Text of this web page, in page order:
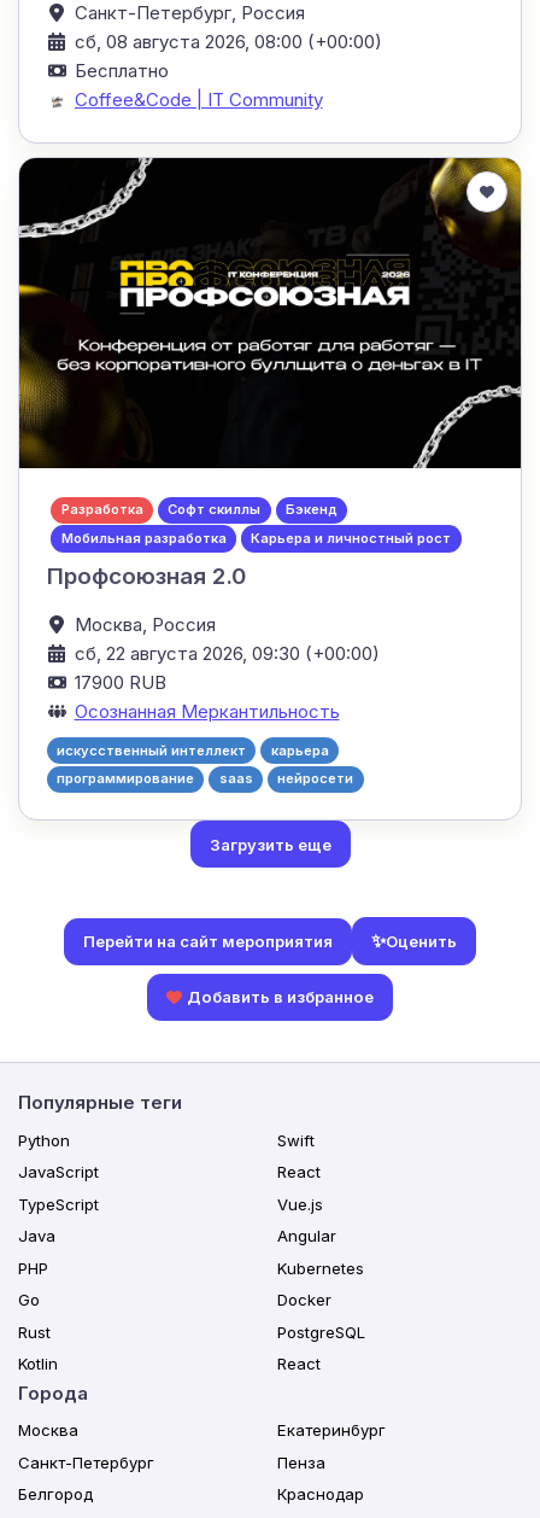
Санкт-Петербург, Россия
сб, 08 августа 2026, 08:00 (+00:00)
Бесплатно
Coffee&Code | IT Community
Разработка Софт скиллы
Бэкенд
Мобильная разработка
Карьера и личностный рост
Профсоюзная 2.0
Москва, Россия
сб, 22 августа 2026, 09:30 (+00:00)
17900 RUB
Осознанная Меркантильность
искусственный интеллект
карьера
программирование
saas нейросети
Загрузить еще
Перейти на сайт мероприятия ✨Оценить
Добавить в избранное
Популярные теги
Python
JavaScript
TypeScript
Java
PHP
Go
Rust
Kotlin
Swift
React
Vue.js
Angular
Kubernetes
Docker
PostgreSQL
React
Города
Москва
Санкт-Петербург
Белгород
Екатеринбург
Пенза
Краснодар